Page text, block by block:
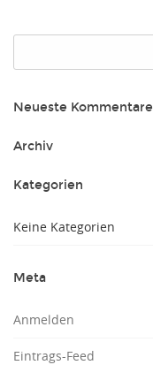
nach:
Neueste Kommentare
Archiv
Kategorien
Keine Kategorien
Meta
Anmelden
Eintrags-Feed